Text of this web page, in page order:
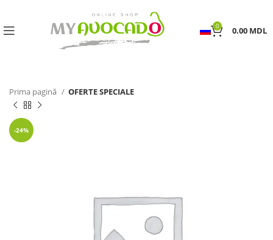
0 0.00 MDL
Prima pagină OFERTE SPECIALE
-24%